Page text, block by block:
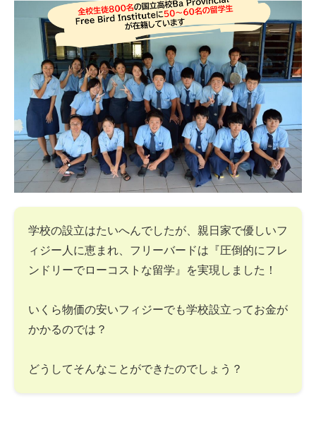
学校の設立はたいへんでしたが、親日家で優しいフ
ィジー人に恵まれ、フリーバードは『圧倒的にフレ
ンドリーでローコストな留学』を実現しました！
いくら物価の安いフィジーでも学校設立ってお金が
かかるのでは？
どうしてそんなことができたのでしょう？